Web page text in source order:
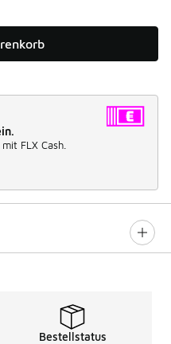
FLX Cash.
Bestellstatus